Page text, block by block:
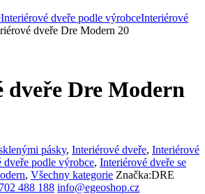
Interiérové dveře podle výrobceInteriérové
dveře Dre Modern 20
dveře Dre Modern
pásky, Interiérové dveře, Interiérové
dveře podle výrobce, Interiérové dveře se
, Všechny kategorie Značka:DRE
488 188 info@egeoshop.cz